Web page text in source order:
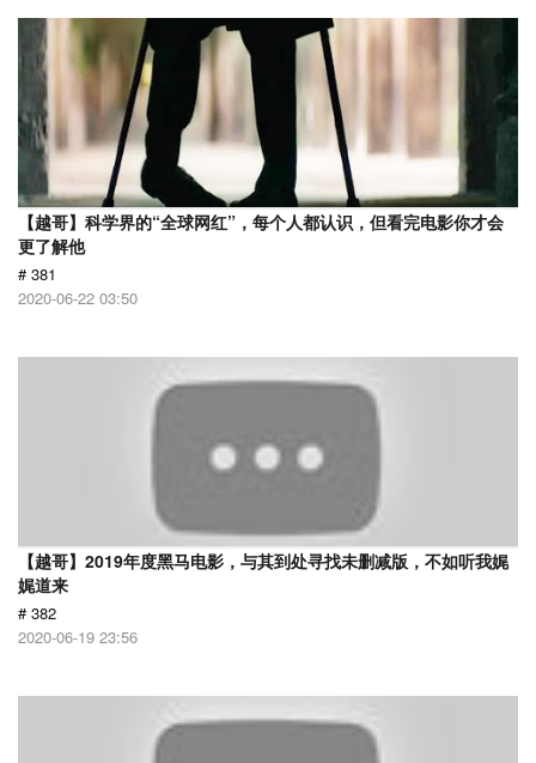
【越哥】科学界的“全球网红”，每个人都认识，但看完电影你才会
更了解他
# 381
2020-06-22 03:50
【越哥】2019年度黑马电影，与其到处寻找未删减版，不如听我娓
娓道来
# 382
2020-06-19 23:56